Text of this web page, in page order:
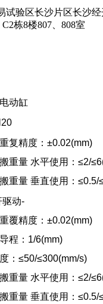
试验区长沙片区长沙
栋8楼807、808室
动缸
复精度：±0.02(mm)
重量 水平使用：≤2/
重量 垂直使用：≤0.5/
驱动-
覆精度：±0.02(mm)
程：1/6(mm)
：≤50/≤300(mm/s)
重量 水平使用：≤2/
重量 垂直使用：≤0.5/